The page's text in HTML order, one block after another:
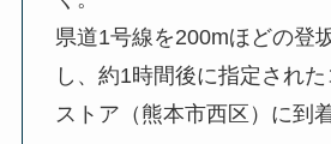
県道1号線を200mほどの登
し、約1時間後に指定され
ストア（熊本市西区）に到